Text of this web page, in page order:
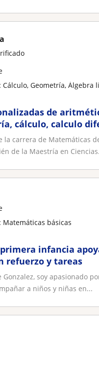
Cálculo, Geometría,
de
cálculo, calculo
la carrera de Matemáticas
de la Maestría en
Matemáticas básicas
infancia
refuerzo y tareas
Gonzalez, soy apasionado
a niños y niñas en...